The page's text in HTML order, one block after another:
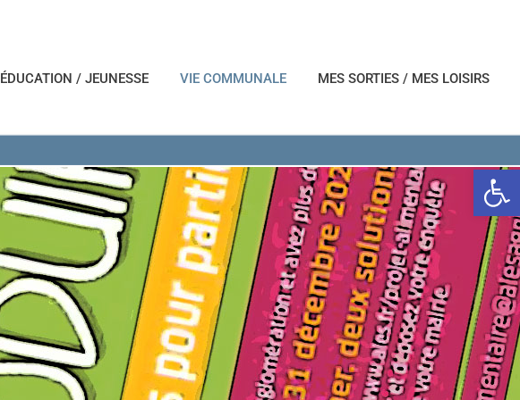
Ouvrir
ÉDUCATION / JEUNESSE VIE COMMUNALE MES SORTIES / MES LOISIRS